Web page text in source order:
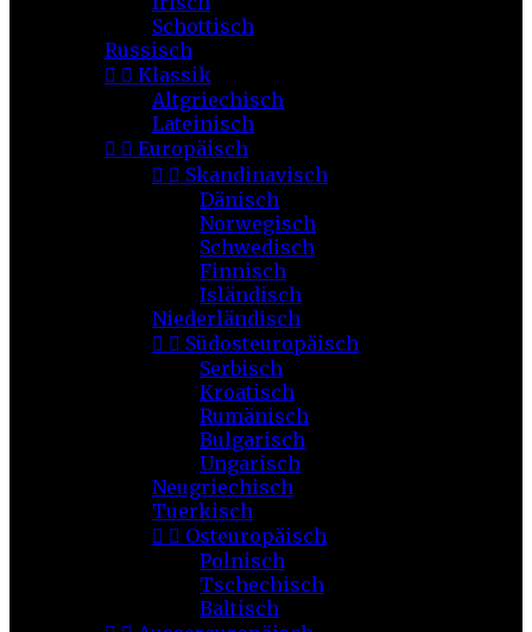
Schottisch
Russisch
  Klassik
Altgriechisch
Lateinisch
  Europäisch
  Skandinavisch
Dänisch
Norwegisch
Schwedisch
Finnisch
Isländisch
Niederländisch
  Südosteuropäisch
Serbisch
Kroatisch
Rumänisch
Bulgarisch
Ungarisch
Neugriechisch
Tuerkisch
  Osteuropäisch
Polnisch
Tschechisch
Baltisch